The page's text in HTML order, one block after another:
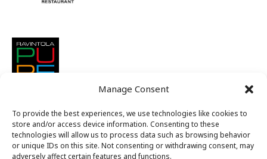
Manage Consent
To provide the best experiences, we use technologies like cookies to
store and/or access device information. Consenting to these
technologies will allow us to process data such as browsing behavior
or unique IDs on this site. Not consenting or withdrawing consent, may
adversely affect certain features and functions.